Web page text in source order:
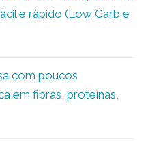
e rápido (Low Carb e
com poucos
em fibras, proteínas,